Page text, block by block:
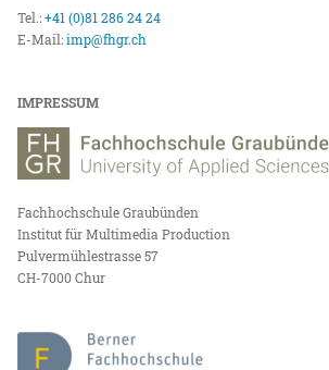
Tel.:+41 (0)81 286 24 24
E-Mail:imp@fhgr.ch
IMPRESSUM
Fachhochschule Graubünden
Institut für Multimedia Production
Pulvermühlestrasse 57
CH-7000 Chur